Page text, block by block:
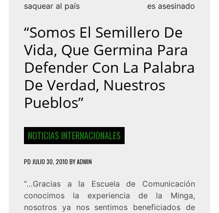
saquear al país
es asesinado
“Somos El Semillero De
Vida, Que Germina Para
Defender Con La Palabra
De Verdad, Nuestros
Pueblos”
NOTICIAS INTERNACIONALES
PD JULIO 30, 2010 BYADMIN
“…Gracias a la Escuela de Comunicación
conocimos la experiencia de la Minga,
nosotros ya nos sentimos beneficiados de